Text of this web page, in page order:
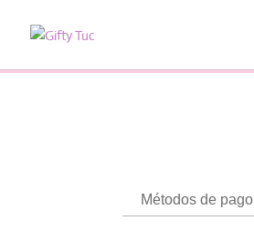
Métodos de pago